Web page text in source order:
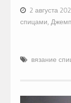
2 августа
спицами,
вязание